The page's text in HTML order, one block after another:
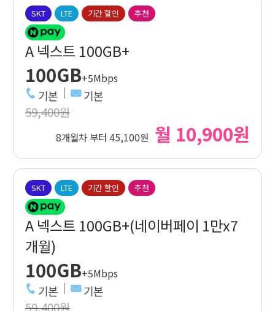
SKT LTE 기간 할인 추천
A 넥스트 100GB+
100GB+5Mbps
기본 기본
59,400원
8개월차 부터 45,100원 월 10,900원
SKT LTE 기간 할인 추천
A 넥스트 100GB+(네이버페이 1만x7
개월)
100GB+5Mbps
기본 기본
59,400원